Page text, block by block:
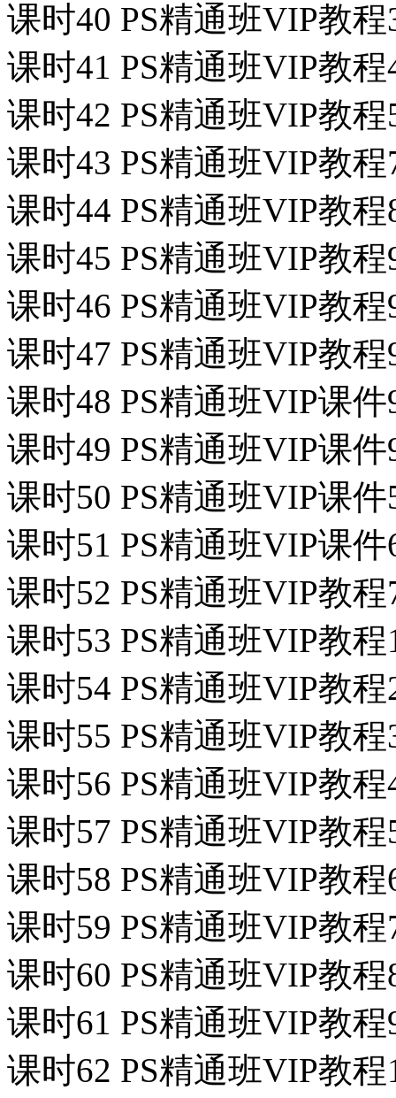
课时40 PS精通班VIP教
课时41 PS精通班VIP教
课时42 PS精通班VIP教
课时43 PS精通班VIP教
课时44 PS精通班VIP教
课时45 PS精通班VIP教
课时46 PS精通班VIP教
课时47 PS精通班VIP教
课时48 PS精通班VIP课
课时49 PS精通班VIP课
课时50 PS精通班VIP课
课时51 PS精通班VIP课
课时52 PS精通班VIP教
课时53 PS精通班VIP教
课时54 PS精通班VIP教
课时55 PS精通班VIP教
课时56 PS精通班VIP教
课时57 PS精通班VIP教
课时58 PS精通班VIP教
课时59 PS精通班VIP教
课时60 PS精通班VIP教
课时61 PS精通班VIP教
课时62 PS精通班VIP教